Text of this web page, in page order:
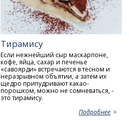
Тирамису
Если нежнейший сыр маскарпоне,
кофе, яйца, сахар и печенье
«савоярди» встречаются в тесном и
неразрывном объятии, а затем их
щедро припудривают какао-
порошком, можно не сомневаться, -
это тирамису.
Подробнее